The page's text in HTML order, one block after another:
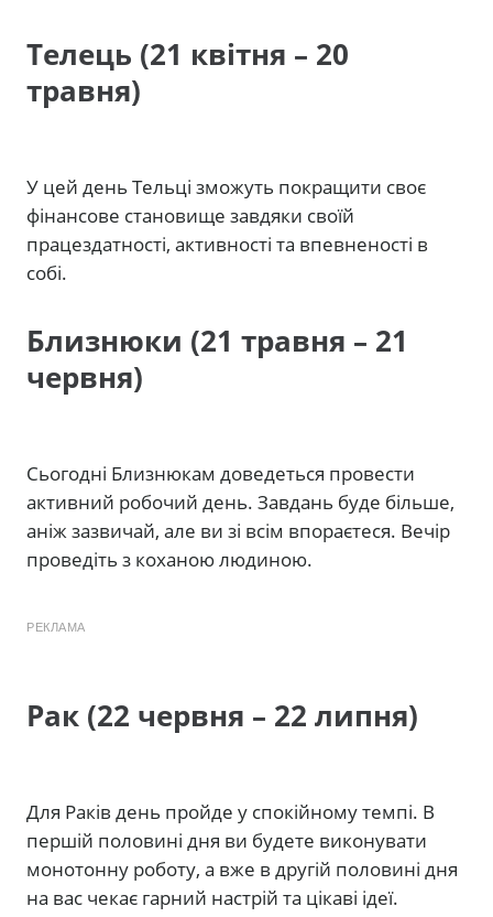
Телець (21 квітня – 20
травня)
У цей день Тельці зможуть покращити своє
фінансове становище завдяки своїй
працездатності, активності та впевненості в
собі.
Близнюки (21 травня – 21
червня)
Сьогодні Близнюкам доведеться провести
активний робочий день. Завдань буде більше,
аніж зазвичай, але ви зі всім впораєтеся. Вечір
проведіть з коханою людиною.
РЕКЛАМА
Рак (22 червня – 22 липня)
Для Раків день пройде у спокійному темпі. В
першій половині дня ви будете виконувати
монотонну роботу, а вже в другій половині дня
на вас чекає гарний настрій та цікаві ідеї.